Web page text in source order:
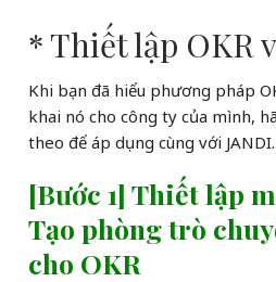
* Thiết lập OKR
Khi bạn đã hiểu phương pháp
khai nó cho công ty của mình,
theo để áp dụng cùng với JANDI.
[Bước 1] Thiết lập
Tạo phòng trò
cho OKR